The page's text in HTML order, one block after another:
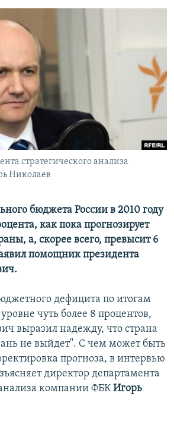
РАССЫЛКУ
стратегического анализа
Николаев
бюджета России в 2010 году
как пока прогнозирует
а, скорее всего, превысит 6
помощник президента
дефицита по итогам
чуть более 8 процентов,
выразил надежду, что страна
не выйдет". С чем может быть
прогноза, в интервью
директор департамента
компании ФБКИгорь